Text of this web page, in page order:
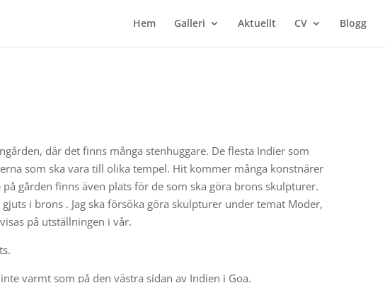
Hem Galleri Aktuellt CV Blogg
där det finns många stenhuggare. De flesta Indier som
som ska vara till olika tempel. Hit kommer många konstnärer
gården finns även plats för de som ska göra brons skulpturer.
i brons . Jag ska försöka göra skulpturer under temat Moder,
på utställningen i vår.
varmt som på den västra sidan av Indien i Goa.